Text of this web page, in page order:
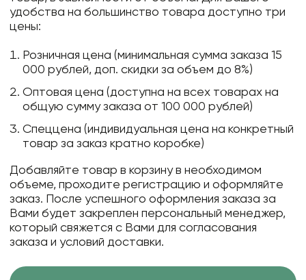
удобства на большинство товара доступно три
цены:
Розничная цена (минимальная сумма заказа 15
000 рублей, доп. скидки за объем до 8%)
Оптовая цена (доступна на всех товарах на
общую сумму заказа от 100 000 рублей)
Спеццена (индивидуальная цена на конкретный
товар за заказ кратно коробке)
Добавляйте товар в корзину в необходимом
объеме, проходите регистрацию и оформляйте
заказ. После успешного оформления заказа за
Вами будет закреплен персональный менеджер,
который свяжется с Вами для согласования
заказа и условий доставки.